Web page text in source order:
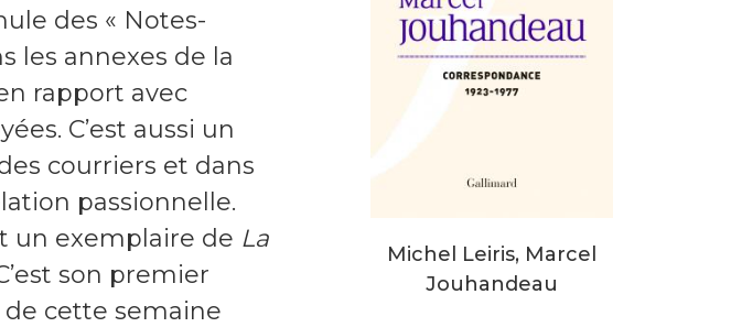
des « Notes-
les annexes de la
rapport avec
C’est aussi un
courriers et dans
passionnelle.
un exemplaire de La
son premier
de cette semaine
Michel Leiris, Marcel
Jouhandeau